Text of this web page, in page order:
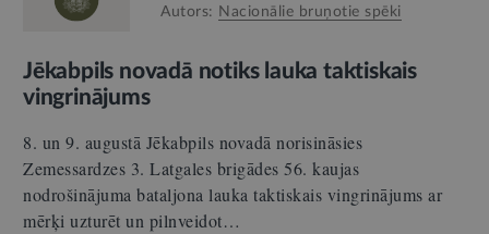
Autors: Nacionālie bruņotie spēki
Jēkabpils novadā notiks lauka taktiskais
vingrinājums
8. un 9. augustā Jēkabpils novadā norisināsies
Zemessardzes 3. Latgales brigādes 56. kaujas
nodrošinājuma bataljona lauka taktiskais vingrinājums ar
mērķi uzturēt un pilnveidot…